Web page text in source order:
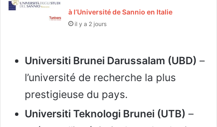
à l’Université de Sannio en Italie
il y a 2 jours
Universiti Brunei Darussalam (UBD) –
l’université de recherche la plus
prestigieuse du pays.
Universiti Teknologi Brunei (UTB) –